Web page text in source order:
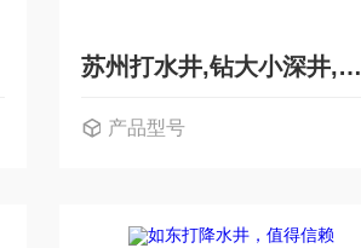
苏州打水井,钻大小深井,石头井,温泉井
产品型号